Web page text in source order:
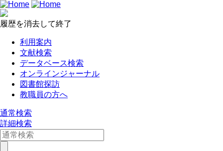
履歴を消去して終了
利用案内
文献検索
データベース検索
オンラインジャーナル
図書館探訪
教職員の方へ
通常検索
詳細検索